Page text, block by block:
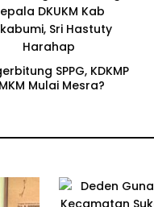
SPPG, KDKMP
Mulai Mesra?